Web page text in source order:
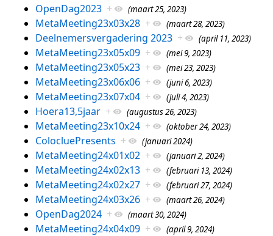
OpenDag2023 + (maart 25, 2023)
MetaMeeting23x03x28 + (maart 28, 2023)
Deelnemersvergadering 2023 + (april 11, 2023)
MetaMeeting23x05x09 + (mei 9, 2023)
MetaMeeting23x05x23 + (mei 23, 2023)
MetaMeeting23x06x06 + (juni 6, 2023)
MetaMeeting23x07x04 + (juli 4, 2023)
Hoera13,5jaar + (augustus 26, 2023)
MetaMeeting23x10x24 + (oktober 24, 2023)
ColocluePresents + (januari 2024)
MetaMeeting24x01x02 + (januari 2, 2024)
MetaMeeting24x02x13 + (februari 13, 2024)
MetaMeeting24x02x27 + (februari 27, 2024)
MetaMeeting24x03x26 + (maart 26, 2024)
OpenDag2024 + (maart 30, 2024)
MetaMeeting24x04x09 + (april 9, 2024)